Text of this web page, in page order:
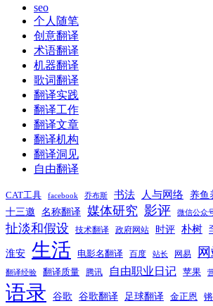
seo
个人随笔
创意翻译
术语翻译
机器翻译
歌词翻译
翻译实践
翻译工作
翻译文章
翻译机构
翻译洞见
自由翻译
CAT工具 facebook 乔布斯 书法 人与网络 养鱼
十三邀
名称翻译 媒体研究 影评 微信公众
扯淡和假设 技术翻译 政府网站 时评 朴树
淮安 生活 电影名翻译 百度 站长 网易
翻译经验 翻译质量 腾讯 自由职业日记 苹果
语录 谷歌 谷歌翻译 足球翻译 金正恩